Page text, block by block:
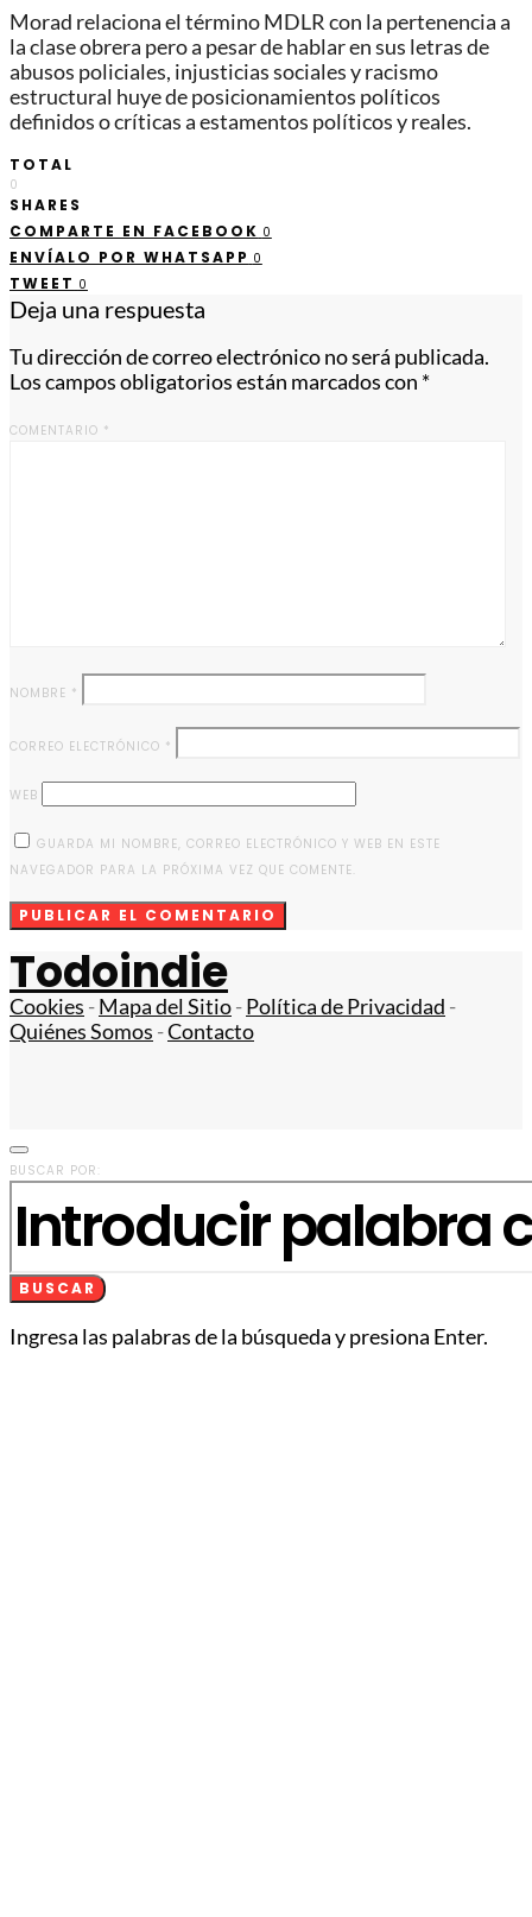
Morad relaciona el término MDLR con la pertenencia a
la clase obrera pero a pesar de hablar en sus letras de
abusos policiales, injusticias sociales y racismo
estructural huye de posicionamientos políticos
definidos o críticas a estamentos políticos y reales.
TOTAL
0
SHARES
COMPARTE EN FACEBOOK 0
ENVÍALO POR WHATSAPP 0
TWEET 0
Deja una respuesta
Tu dirección de correo electrónico no será publicada.
Los campos obligatorios están marcados con *
COMENTARIO *
NOMBRE *
CORREO ELECTRÓNICO *
WEB
GUARDA MI NOMBRE, CORREO ELECTRÓNICO Y WEB EN ESTE
NAVEGADOR PARA LA PRÓXIMA VEZ QUE COMENTE.
Todoindie
Cookies -Mapa del Sitio-Política de Privacidad -
Quiénes Somos -Contacto
BUSCAR POR:
BUSCAR
Ingresa las palabras de la búsqueda y presiona Enter.